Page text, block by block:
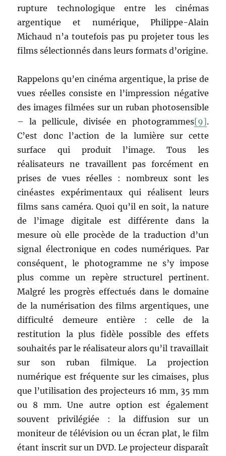
rupture technologique entre les cinémas
argentique et numérique, Philippe-Alain
Michaud n’a toutefois pas pu projeter tous les
films sélectionnés dans leurs formats d’origine.
Rappelons qu’en cinéma argentique, la prise de
vues réelles consiste en l’impression négative
des images filmées sur un ruban photosensible
– la pellicule, divisée en photogrammes[9].
C’est donc l’action de la lumière sur cette
surface qui produit l’image. Tous les
réalisateurs ne travaillent pas forcément en
prises de vues réelles : nombreux sont les
cinéastes expérimentaux qui réalisent leurs
films sans caméra. Quoi qu’il en soit, la nature
de l’image digitale est différente dans la
mesure où elle procède de la traduction d’un
signal électronique en codes numériques. Par
conséquent, le photogramme ne s’y impose
plus comme un repère structurel pertinent.
Malgré les progrès effectués dans le domaine
de la numérisation des films argentiques, une
difficulté demeure entière : celle de la
restitution la plus fidèle possible des effets
souhaités par le réalisateur alors qu’il travaillait
sur son ruban filmique. La projection
numérique est fréquente sur les cimaises, plus
que l’utilisation des projecteurs 16 mm, 35 mm
ou 8 mm. Une autre option est également
souvent privilégiée : la diffusion sur un
moniteur de télévision ou un écran plat, le film
étant inscrit sur un DVD. Le projecteur disparaît